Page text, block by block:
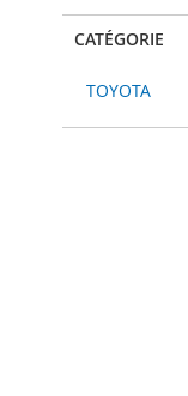
CATÉGORIE
TOYOTA